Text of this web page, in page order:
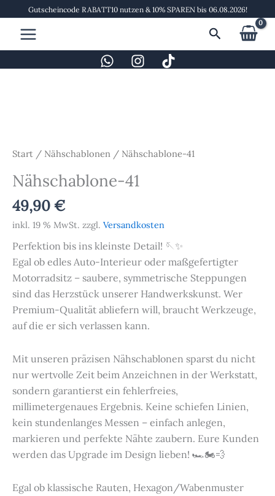
springen
Gutscheincode RABATT10 nutzen & 10% SPAREN bis 06.08.2026!
Suchen
Start / Nähschablonen / Nähschablone-41
Nähschablone-41
49,90€
inkl. 19 % MwSt. zzgl. Versandkosten
Perfektion bis ins kleinste Detail! 🪡✨
Egal ob edles Auto-Interieur oder maßgefertigter
Motorradsitz – saubere, symmetrische Steppungen
sind das Herzstück unserer Handwerkskunst. Wer
Premium-Qualität abliefern will, braucht Werkzeuge,
auf die er sich verlassen kann.
Mit unseren präzisen Nähschablonen sparst du nicht
nur wertvolle Zeit beim Anzeichnen in der Werkstatt,
sondern garantierst ein fehlerfreies,
millimetergenaues Ergebnis. Keine schiefen Linien,
kein stundenlanges Messen – einfach anlegen,
markieren und perfekte Nähte zaubern. Eure Kunden
werden das Upgrade im Design lieben! 🏎️🏍️💨
Egal ob klassische Rauten, Hexagon/Wabenmuster